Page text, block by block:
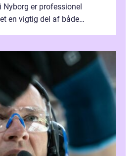
Nyborg er professionel
en vigtig del af både